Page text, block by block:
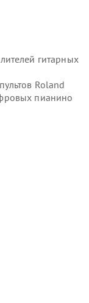
гитарных
Roland
пианино